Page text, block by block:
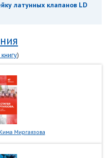
латунных клапанов LD
)
Миргаязова